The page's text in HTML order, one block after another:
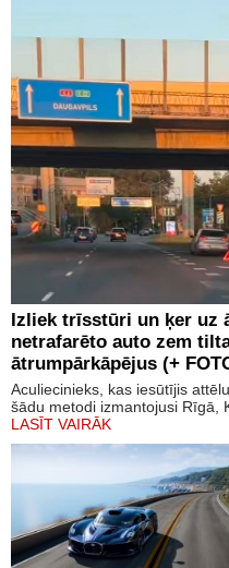
Izliek trīsstūri un ķer uz
netrafarēto auto zem
ātrumpārkāpējus (+
Aculiecinieks, kas iesūtījis
šādu metodi izmantojusi Rīgā,
LASĪT VAIRĀK